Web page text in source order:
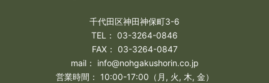
千代田区神田神保町3-6
TEL： 03-3264-0846
FAX： 03-3264-0847
mail： info@nohgakushorin.co.jp
営業時間： 10:00-17:00（月, 火, 木, 金）